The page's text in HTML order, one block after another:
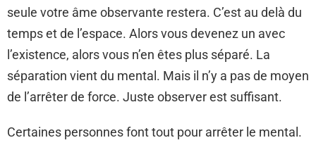
seule votre âme observante restera. C’est au delà du
temps et de l’espace. Alors vous devenez un avec
l’existence, alors vous n’en êtes plus séparé. La
séparation vient du mental. Mais il n’y a pas de moyen
de l’arrêter de force. Juste observer est suffisant.
Certaines personnes font tout pour arrêter le mental.